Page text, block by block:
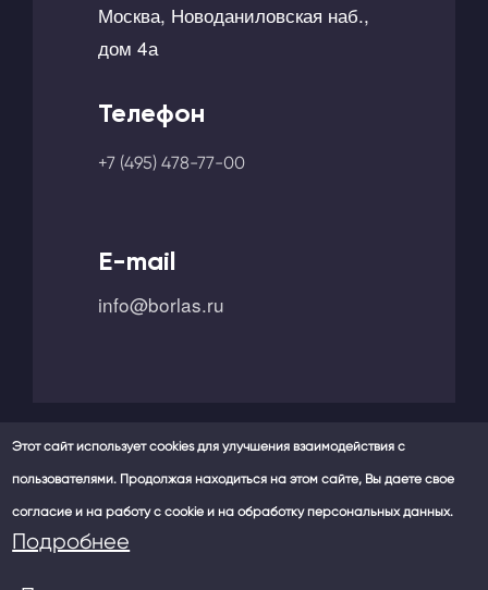
Москва, Новоданиловская наб.,
дом 4а
Телефон
+7 (495) 478-77-00
E-mail
info@borlas.ru
Мы в социальных сетях -
Этот сайт использует cookies для улучшения взаимодействия с
пользователями. Продолжая находиться на этом сайте, Вы даете свое
согласие и на работу с cookie и на обработку персональных данных.
Подробнее